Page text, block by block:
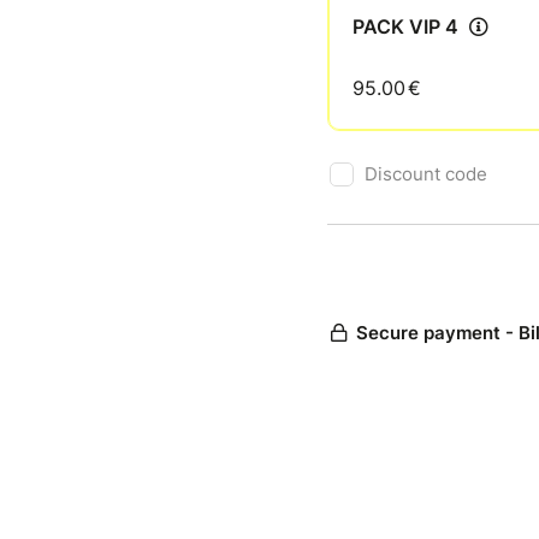
PACK VIP 4
95.00€
Discount code
Secure payment -